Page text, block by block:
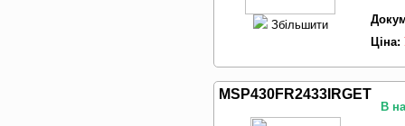
Збільшити
Ціна:
MSP430FR2433IRGET
В